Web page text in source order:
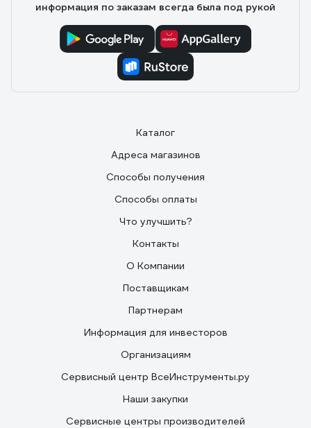
информация по заказам всегда была под рукой
Каталог
Адреса магазинов
Способы получения
Способы оплаты
Что улучшить?
Контакты
О Компании
Поставщикам
Партнерам
Информация для инвесторов
Организациям
Сервисный центр ВсеИнструменты.ру
Наши закупки
Сервисные центры производителей